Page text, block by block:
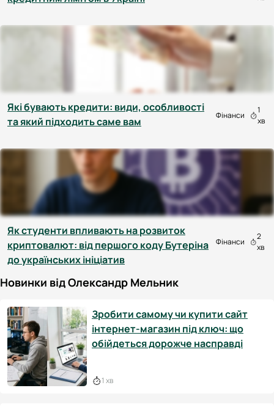
Які бувають кредити: види, особливості
та який підходить саме вам
Фінанси
1
хв
Як студенти впливають на розвиток
криптовалют: від першого коду Бутеріна
до українських ініціатив
Фінанси
2
хв
Новинки від Олександр Мельник
Зробити самому чи купити сайт
інтернет-магазин під ключ: що
обійдеться дорожче насправді
1 хв